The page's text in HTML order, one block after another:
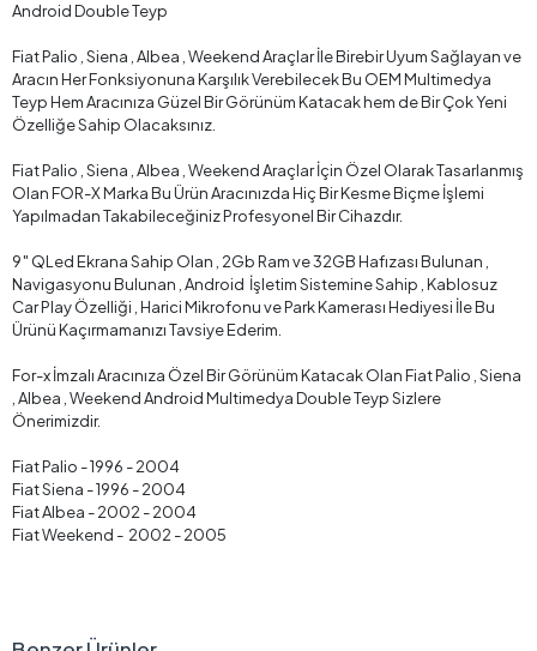
Android Double Teyp
Fiat Palio , Siena , Albea , Weekend Araçlar İle Birebir Uyum Sağlayan ve
Aracın Her Fonksiyonuna Karşılık Verebilecek Bu OEM Multimedya
Teyp Hem Aracınıza Güzel Bir Görünüm Katacak hem de Bir Çok Yeni
Özelliğe Sahip Olacaksınız.
Fiat Palio , Siena , Albea , Weekend Araçlar İçin Özel Olarak Tasarlanmış
Olan FOR-X Marka Bu Ürün Aracınızda Hiç Bir Kesme Biçme İşlemi
Yapılmadan Takabileceğiniz Profesyonel Bir Cihazdır.
9″ QLed Ekrana Sahip Olan , 2Gb Ram ve 32GB Hafızası Bulunan ,
Navigasyonu Bulunan , Android İşletim Sistemine Sahip , Kablosuz
Car Play Özelliği , Harici Mikrofonu ve Park Kamerası Hediyesi İle Bu
Ürünü Kaçırmamanızı Tavsiye Ederim.
For-x İmzalı Aracınıza Özel Bir Görünüm Katacak Olan Fiat Palio , Siena
, Albea , Weekend Android Multimedya Double Teyp Sizlere
Önerimizdir.
Fiat Palio - 1996 - 2004
Fiat Siena - 1996 - 2004
Fiat Albea - 2002 - 2004
Fiat Weekend - 2002 - 2005